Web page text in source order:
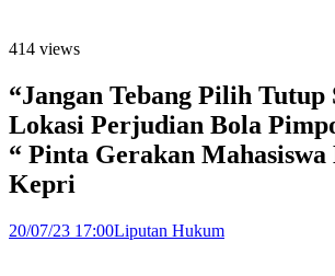
414 views
“Jangan Tebang Pilih Tutup
Lokasi Perjudian Bola
“ Pinta Gerakan Mahasiswa
Kepri
20/07/23 17:00Liputan Hukum